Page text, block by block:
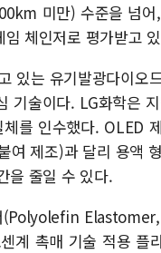
미만) 수준을 넘
체인저로 평가받고
있는 유기발광다이오
기술이다. LG화학은
를 인수했다. OLED
여 제조)과 달리 용액
을 줄일 수 있다.
(Polyolefin
계 촉매 기술 적용 플